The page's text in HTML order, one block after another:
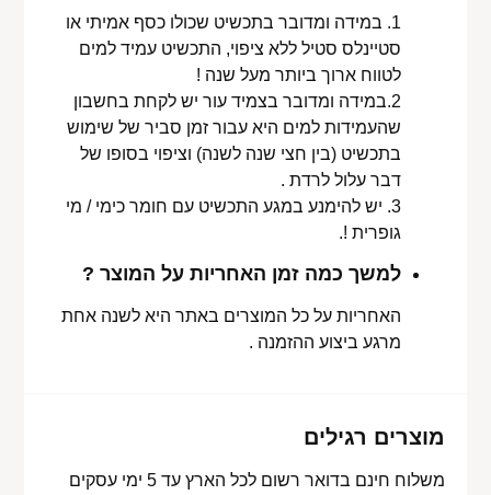
1. במידה ומדובר בתכשיט שכולו כסף אמיתי או
סטיינלס סטיל ללא ציפוי, התכשיט עמיד למים
לטווח ארוך ביותר מעל שנה !
2.במידה ומדובר בצמיד עור יש לקחת בחשבון
שהעמידות למים היא עבור זמן סביר של שימוש
בתכשיט (בין חצי שנה לשנה) וציפוי בסופו של
דבר עלול לרדת .
3. יש להימנע במגע התכשיט עם חומר כימי / מי
גופרית !.
למשך כמה זמן האחריות על המוצר ?
האחריות על כל המוצרים באתר היא לשנה אחת
מרגע ביצוע ההזמנה .
מוצרים רגילים
משלוח חינם בדואר רשום לכל הארץ עד 5 ימי עסקים